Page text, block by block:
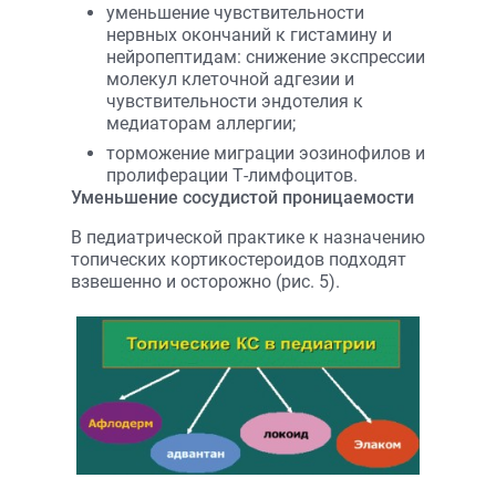
уменьшение чувствительности
нервных окончаний к гистамину и
нейропептидам: снижение экспрессии
молекул клеточной адгезии и
чувствительности эндотелия к
медиаторам аллергии;
торможение миграции эозинофилов и
пролиферации Т-лимфоцитов.
Уменьшение сосудистой проницаемости
В педиатрической практике к назначению
топических кортикостероидов подходят
взвешенно и осторожно (рис. 5).